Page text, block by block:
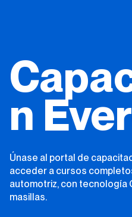
n
Únase al portal de
acceder a cursos
automotriz, con tecnología
masillas.